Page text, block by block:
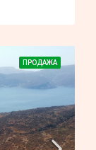
ПРОДАЖА